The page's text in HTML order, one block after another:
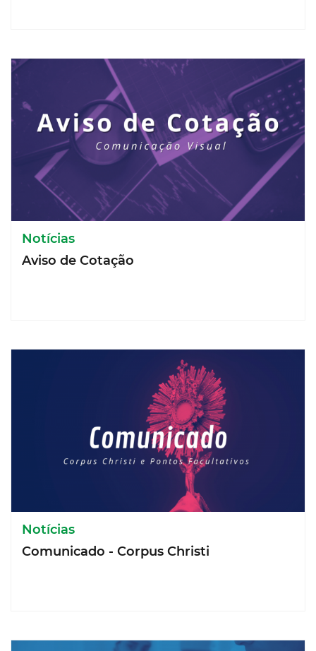
Notícias
Aviso de Cotação
Notícias
Comunicado - Corpus Christi